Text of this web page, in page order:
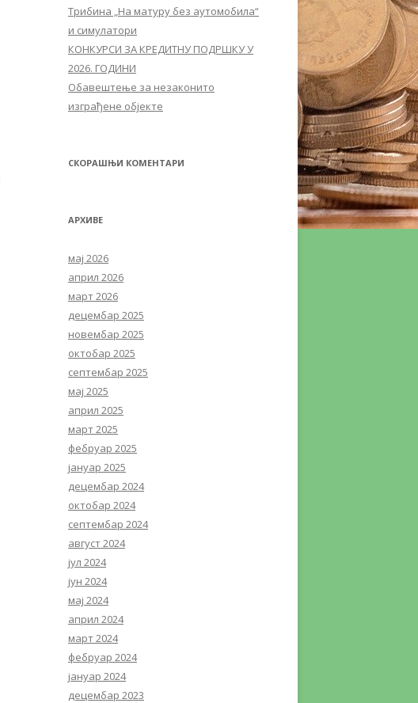
Трибина „На матуру без аутомобила“
и симулатори
КОНКУРСИ ЗА КРЕДИТНУ ПОДРШКУ У
2026. ГОДИНИ
Обавештење за незаконито
изграђене објекте
СКОРАШЊИ КОМЕНТАРИ
АРХИВЕ
мај 2026
април 2026
март 2026
децембар 2025
новембар 2025
октобар 2025
септембар 2025
мај 2025
април 2025
март 2025
фебруар 2025
јануар 2025
децембар 2024
октобар 2024
септембар 2024
август 2024
јул 2024
јун 2024
мај 2024
април 2024
март 2024
фебруар 2024
јануар 2024
децембар 2023